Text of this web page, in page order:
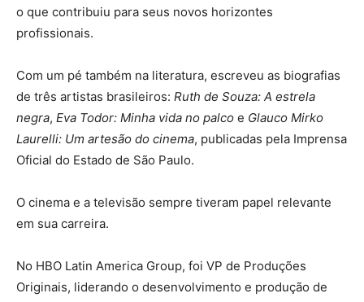
o que contribuiu para seus novos horizontes
profissionais.
Com um pé também na literatura, escreveu as biografias
de três artistas brasileiros: Ruth de Souza: A estrela
negra, Eva Todor: Minha vida no palco e Glauco Mirko
Laurelli: Um artesão do cinema, publicadas pela Imprensa
Oficial do Estado de São Paulo.
O cinema e a televisão sempre tiveram papel relevante
em sua carreira.
No HBO Latin America Group, foi VP de Produções
Originais, liderando o desenvolvimento e produção de